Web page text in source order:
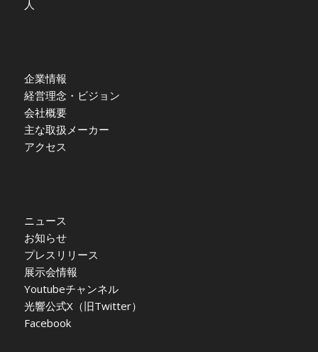
人
企業情報
経営理念・ビジョン
会社概要
主な取扱メーカー
アクセス
ニュース
お知らせ
プレスリリース
展示会情報
Youtubeチャンネル
光響公式X（旧Twitter）
Facebook